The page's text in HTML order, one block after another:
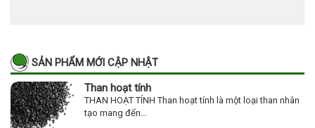
SẢN PHẨM MỚI CẬP NHẬT
Than hoạt tính
THAN HOẠT TÍNH Than hoạt tính là một loại than nhân
tạo mang đến...